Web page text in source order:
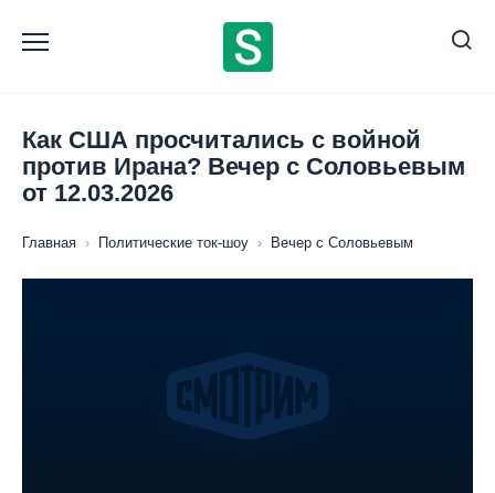
содержанию
Как США просчитались с войной
против Ирана? Вечер с Соловьевым
от 12.03.2026
Главная › Политические ток-шоу › Вечер с Соловьевым